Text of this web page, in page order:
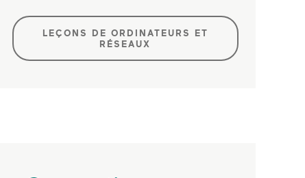
LEÇONS DE ORDINATEURS ET
RÉSEAUX